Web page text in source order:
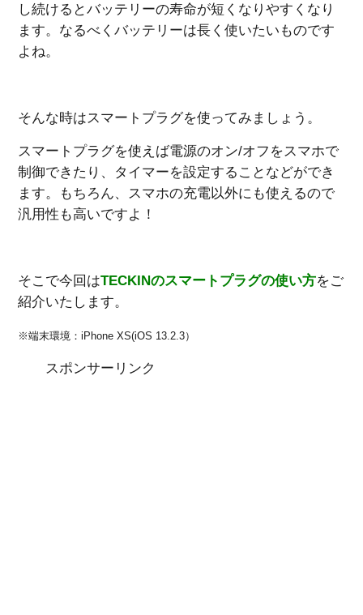
し続けるとバッテリーの寿命が短くなりやすくなり
ます。なるべくバッテリーは長く使いたいものです
よね。
そんな時はスマートプラグを使ってみましょう。
スマートプラグを使えば電源のオン/オフをスマホで
制御できたり、タイマーを設定することなどができ
ます。もちろん、スマホの充電以外にも使えるので
汎用性も高いですよ！
そこで今回はTECKINのスマートプラグの使い方をご
紹介いたします。
※端末環境：iPhone XS(iOS 13.2.3）
スポンサーリンク